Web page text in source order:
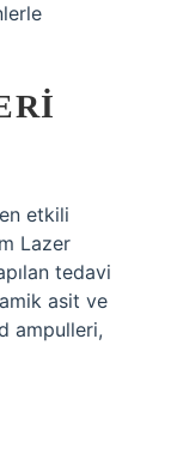
etkili
Lazer
tedavi
asit ve
ampulleri,